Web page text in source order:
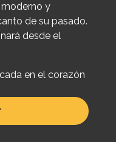
moderno y
de su pasado.
desde el
en el corazón